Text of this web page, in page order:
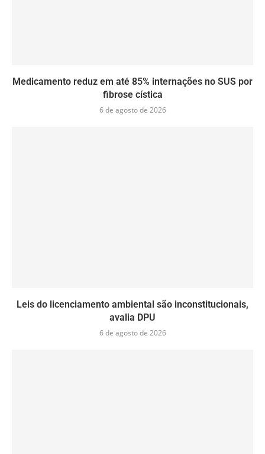
Medicamento reduz em até 85% internações no SUS por
fibrose cística
6 de agosto de 2026
Leis do licenciamento ambiental são inconstitucionais,
avalia DPU
6 de agosto de 2026